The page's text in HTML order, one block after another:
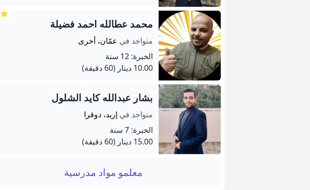
⭐
محمد عطالله احمد فضيلة
متواجد في عمّان، أخرى
الخبرة: 12 سنة
10.00 دينار
(60 دقيقة)
بشار عبدالله كايد الشلول
متواجد في إربد، دوقرا
الخبرة: 7 سنة
15.00 دينار
(60 دقيقة)
معلمو مواد مدرسية